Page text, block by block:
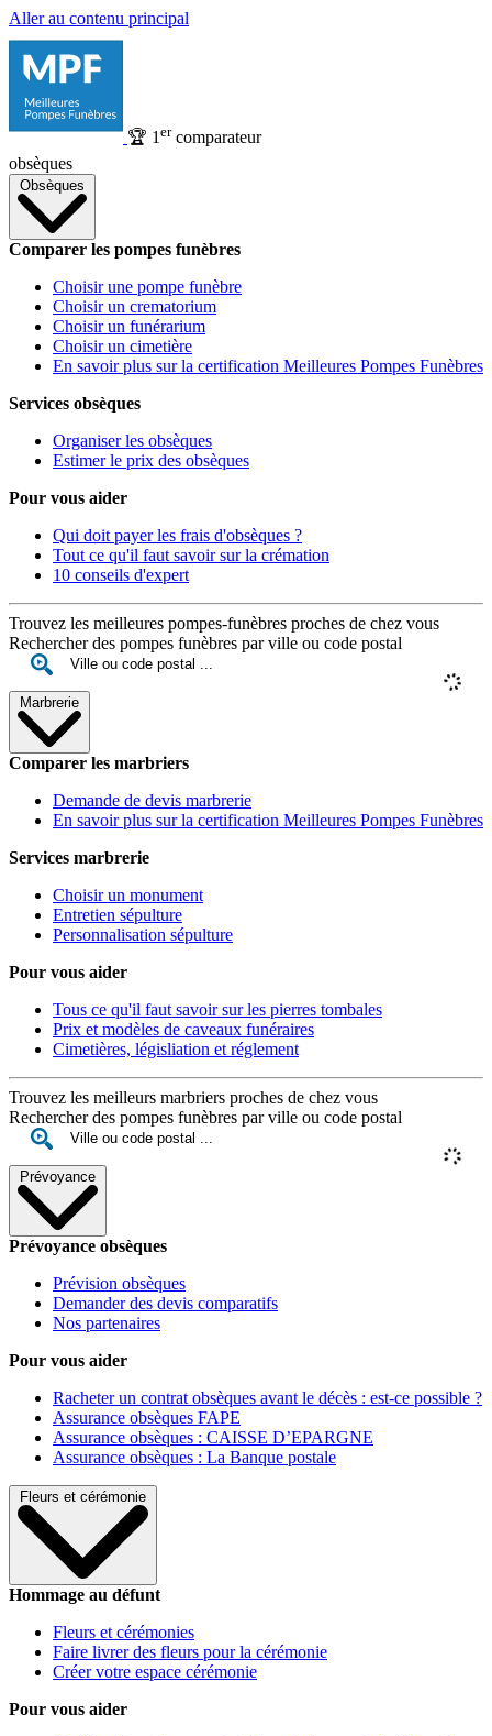
Aller au contenu principal
🏆 1 ercomparateur
obsèques
Obsèques
Comparer les pompes funèbres
Choisir une pompe funèbre
Choisir un crematorium
Choisir un funérarium
Choisir un cimetière
En savoir plus sur la certification Meilleures Pompes Funèbres
Services obsèques
Organiser les obsèques
Estimer le prix des obsèques
Pour vous aider
Qui doit payer les frais d'obsèques ?
Tout ce qu'il faut savoir sur la crémation
10 conseils d'expert
Trouvez les meilleures pompes-funèbres proches de chez vous
Rechercher des pompes funèbres par ville ou code postal
Marbrerie
Comparer les marbriers
Demande de devis marbrerie
En savoir plus sur la certification Meilleures Pompes Funèbres
Services marbrerie
Choisir un monument
Entretien sépulture
Personnalisation sépulture
Pour vous aider
Tous ce qu'il faut savoir sur les pierres tombales
Prix et modèles de caveaux funéraires
Cimetières, législiation et réglement
Trouvez les meilleurs marbriers proches de chez vous
Rechercher des pompes funèbres par ville ou code postal
Prévoyance
Prévoyance obsèques
Prévision obsèques
Demander des devis comparatifs
Nos partenaires
Pour vous aider
Racheter un contrat obsèques avant le décès : est-ce possible ?
Assurance obsèques FAPE
Assurance obsèques : CAISSE D’EPARGNE
Assurance obsèques : La Banque postale
Fleurs et cérémonie
Hommage au défunt
Fleurs et cérémonies
Faire livrer des fleurs pour la cérémonie
Créer votre espace cérémonie
Pour vous aider